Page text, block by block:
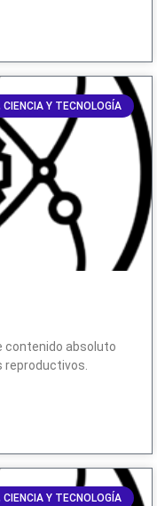
CIENCIA Y TECNOLOGÍA
contenido absoluto
reproductivos.
CIENCIA Y TECNOLOGÍA